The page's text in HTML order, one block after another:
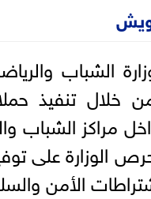
الشباب
خلال تنفيذ
مراكز الشباب
الوزارة على
الأمن